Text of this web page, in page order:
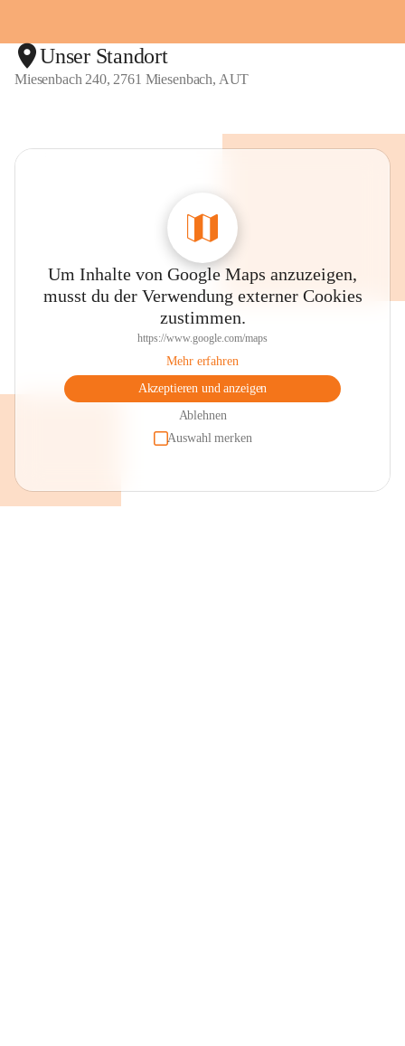
Unser Standort
Miesenbach 240, 2761 Miesenbach, AUT
Um Inhalte von Google Maps anzuzeigen,
musst du der Verwendung externer Cookies
zustimmen.
https://www.google.com/maps
Mehr erfahren
Akzeptieren und anzeigen
Ablehnen
Auswahl merken